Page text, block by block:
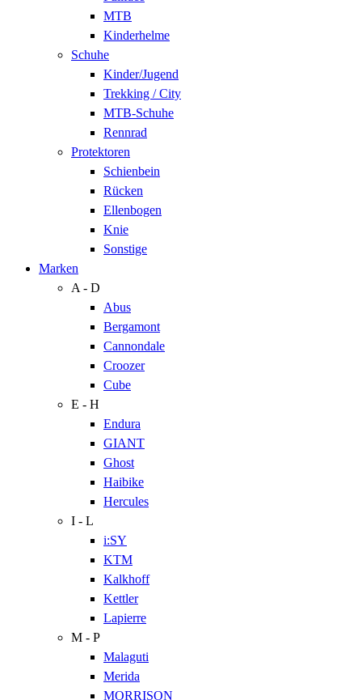
MTB
Kinderhelme
Schuhe
Kinder/Jugend
Trekking / City
MTB-Schuhe
Rennrad
Protektoren
Schienbein
Rücken
Ellenbogen
Knie
Sonstige
Marken
A - D
Abus
Bergamont
Cannondale
Croozer
Cube
E - H
Endura
GIANT
Ghost
Haibike
Hercules
I - L
i:SY
KTM
Kalkhoff
Kettler
Lapierre
M - P
Malaguti
Merida
MORRISON